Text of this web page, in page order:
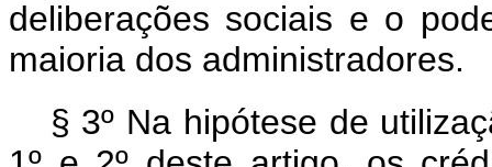
deliberações sociais e o
maioria dos administradores.
§ 3º Na hipótese de